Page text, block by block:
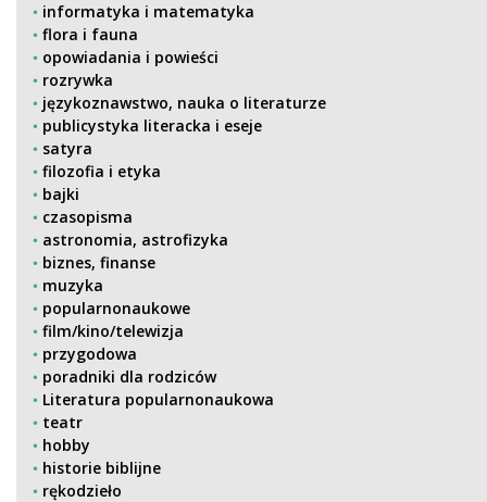
informatyka i matematyka
flora i fauna
opowiadania i powieści
rozrywka
językoznawstwo, nauka o literaturze
publicystyka literacka i eseje
satyra
filozofia i etyka
bajki
czasopisma
astronomia, astrofizyka
biznes, finanse
muzyka
popularnonaukowe
film/kino/telewizja
przygodowa
poradniki dla rodziców
Literatura popularnonaukowa
teatr
hobby
historie biblijne
rękodzieło